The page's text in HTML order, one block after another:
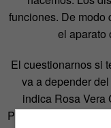
funciones. De modo
el aparato
El cuestionarnos si
va a depender
indica Rosa Vera
Psicólogos, una de